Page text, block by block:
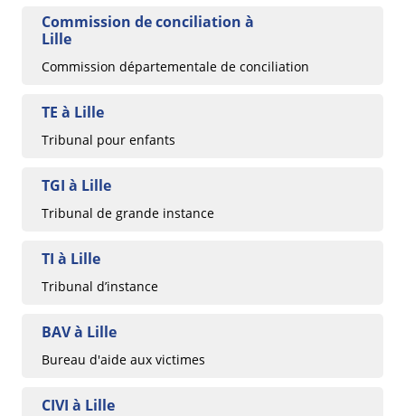
Commission de conciliation à
Lille
Commission départementale de conciliation
TE à Lille
Tribunal pour enfants
TGI à Lille
Tribunal de grande instance
TI à Lille
Tribunal d’instance
BAV à Lille
Bureau d'aide aux victimes
CIVI à Lille